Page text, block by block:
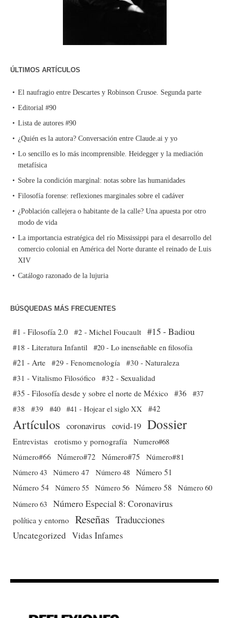
ÚLTIMOS ARTÍCULOS
El naufragio entre Descartes y Robinson Crusoe. Segunda parte
Editorial #90
Lista de autores #90
¿Quién es la autora? Conversación entre Claude.ai y yo
Lo sencillo es lo más incomprensible. Heidegger y la mediación
metafísica
Sobre la condición marginal: notas sobre las humanidades
Filosofía forense: reflexiones marginales sobre el cadáver
¿Población callejera o habitante de la calle? Una apuesta por otro
modo de vida
La importancia estratégica del río Mississippi para el desarrollo del
comercio colonial en América del Norte durante el reinado de Luis
XIV
Catálogo razonado de la lujuria
BÚSQUEDAS MÁS FRECUENTES
#1 - Filosofía 2.0 #2 - Michel Foucault #15 - Badiou
#18 - Literatura Infantil #20 - Lo inenseñable en filosofía
#21 - Arte #29 - Fenomenología
#30 - Naturaleza
#31 - Vitalismo Filosófico
#32 - Sexualidad
#35 - Filosofía desde y sobre el norte de México #36 #37
#38
#39 #40 #41 - Hojear el siglo XX #42
Artículos coronavirus covid-19 Dossier
Entrevistas erotismo y pornografía
Numero#68
Número#66
Número#72 Número#75
Número#81
Número 43 Número 47 Número 48 Número 51
Número 54 Número 55 Número 56 Número 58
Número 60
Número 63 Número Especial 8: Coronavirus
política y entorno Reseñas Traducciones
Uncategorized Vidas Infames